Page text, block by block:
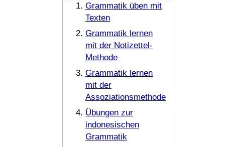
Grammatik üben mit
Texten
Grammatik lernen
mit der Notizettel-
Methode
Grammatik lernen
mit der
Assoziationsmethode
Übungen zur
indonesischen
Grammatik